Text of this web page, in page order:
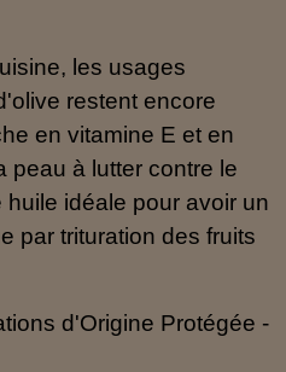
les usages
restent encore
en vitamine E et en
peau à lutter contre le
idéale pour avoir un
par trituration des fruits
d'Origine Protégée -